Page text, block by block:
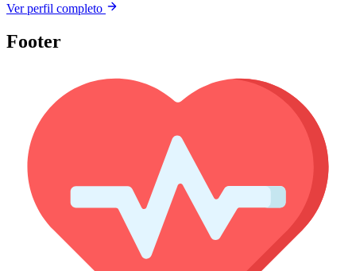
Ver perfil completo
Footer